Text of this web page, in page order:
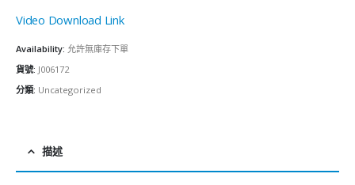
Video Download Link
Availability: 允許無庫存下單
貨號: J006172
分類: Uncategorized
描述